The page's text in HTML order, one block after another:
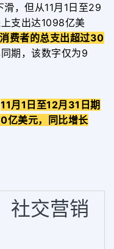
，但从11月1日至29
支出达1098亿美
费者的总支出超过30
期，该数字仅为9
11月1日至12月31日期
亿美元，同比增长
社交营销